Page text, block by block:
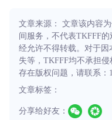
文章来源： 文章该内容
间服务，不代表TKFFF
经允许不得转载。对于
失等，TKFFF均不承担
存在版权问题，请联系：
文章标签：
分享给好友：